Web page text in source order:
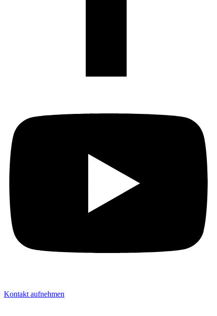
Kontakt aufnehmen